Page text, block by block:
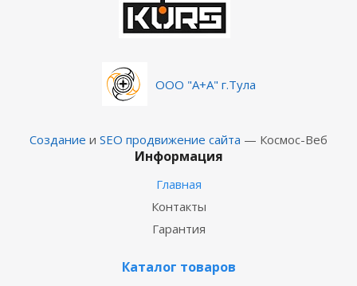
ООО "А+А" г.Тула
Создание и SEO продвижение сайта — Космос-Веб
Информация
Главная
Контакты
Гарантия
Каталог товаров